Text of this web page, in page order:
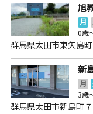
旭
月
0歳
群馬県太田市東矢島
新
月
3歳
群馬県太田市新島町